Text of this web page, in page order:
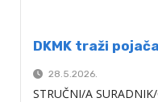
DKMK traži
28.5.2026.
STRUČNI/A